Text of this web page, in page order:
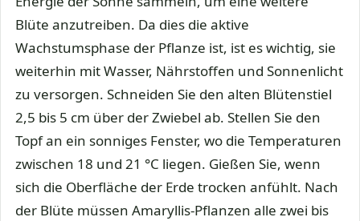
Blüte anzutreiben. Da dies die aktive
Wachstumsphase der Pflanze ist, ist es wichtig, sie
weiterhin mit Wasser, Nährstoffen und Sonnenlicht
zu versorgen. Schneiden Sie den alten Blütenstiel
2,5 bis 5 cm über der Zwiebel ab. Stellen Sie den
Topf an ein sonniges Fenster, wo die Temperaturen
zwischen 18 und 21 °C liegen. Gießen Sie, wenn
sich die Oberfläche der Erde trocken anfühlt. Nach
der Blüte müssen Amaryllis-Pflanzen alle zwei bis